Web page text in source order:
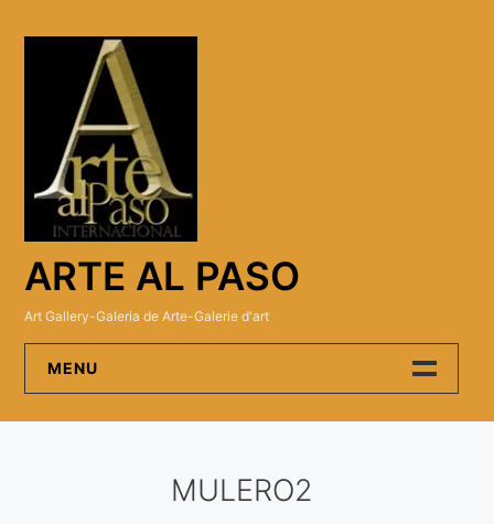
ARTE AL PASO
Art Gallery-Galeria de Arte-Galerie d'art
MENU
MULERO2